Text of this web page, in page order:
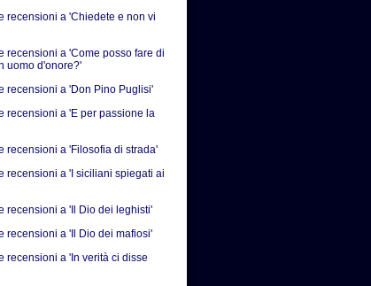
recensioni a 'Chiedete e non vi
recensioni a 'Come posso fare di
uomo d'onore?'
recensioni a 'Don Pino Puglisi'
recensioni a 'E per passione la
recensioni a 'Filosofia di strada'
recensioni a 'I siciliani spiegati ai
recensioni a 'Il Dio dei leghisti'
recensioni a 'Il Dio dei mafiosi'
recensioni a 'In verità ci disse